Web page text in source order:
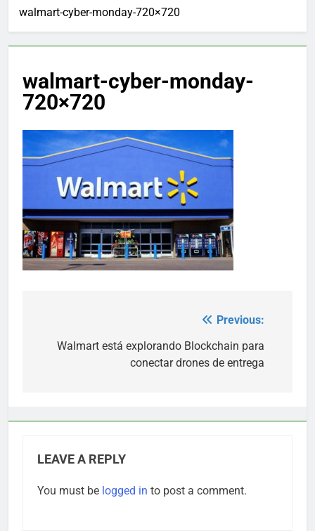
walmart-cyber-monday-720×720
walmart-cyber-monday-
720×720
navigation
Previous:
Walmart está explorando Blockchain para
conectar drones de entrega
LEAVE A REPLY
You must be logged in to post a comment.